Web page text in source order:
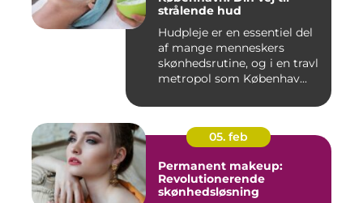
strålende hud
Hudpleje er en essentiel del
af mange menneskers
skønhedsrutine, og i en travl
metropol som Københav...
05. feb
Permanent makeup:
Revolutionerende
skønhedsløsning